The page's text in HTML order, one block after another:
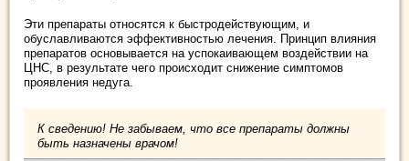
Эти препараты относятся к быстродействующим, и
обуславливаются эффективностью лечения. Принцип влияния
препаратов основывается на успокаивающем воздействии на
ЦНС, в результате чего происходит снижение симптомов
проявления недуга.
К сведению! Не забываем, что все препараты должны
быть назначены врачом!